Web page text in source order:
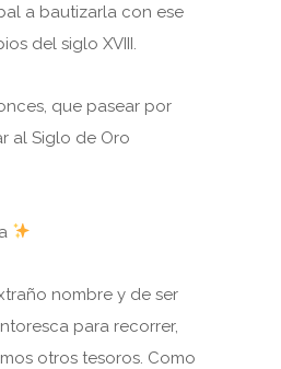
a bautizarla con ese
del siglo XVIII.
que pasear por
al Siglo de Oro
nombre y de ser
para recorrer,
otros tesoros. Como